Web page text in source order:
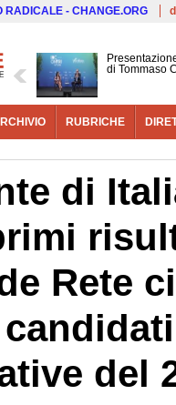
RADICALE - CHANGE.ORG
di Tommaso
RUBRICHE
di
Rete
del